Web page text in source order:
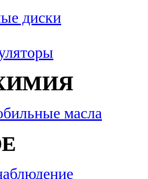
диски
масла